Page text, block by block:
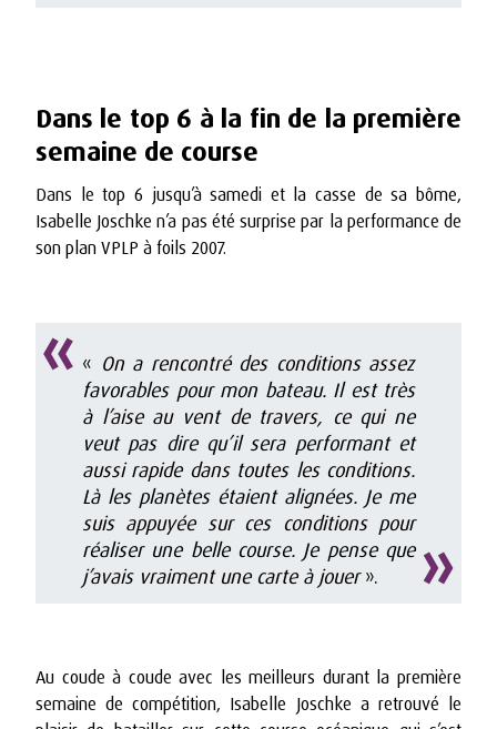
Dans le top 6 à la fin de la première
semaine de course
Dans le top 6 jusqu’à samedi et la casse de sa bôme,
Isabelle Joschke n’a pas été surprise par la performance de
son plan VPLP à foils 2007.
« On a rencontré des conditions assez
favorables pour mon bateau. Il est très
à l’aise au vent de travers, ce qui ne
veut pas dire qu’il sera performant et
aussi rapide dans toutes les conditions.
Là les planètes étaient alignées. Je me
suis appuyée sur ces conditions pour
réaliser une belle course. Je pense que
j’avais vraiment une carte à jouer».
Au coude à coude avec les meilleurs durant la première
semaine de compétition, Isabelle Joschke a retrouvé le